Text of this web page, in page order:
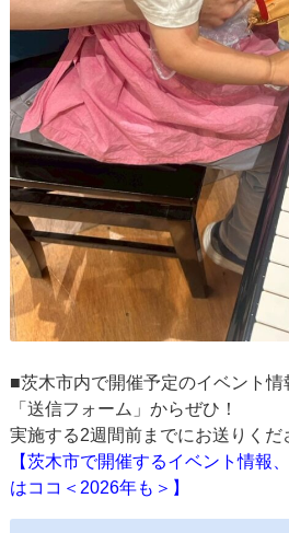
■茨木市内で開催予定のイベント
「送信フォーム」からぜひ！
実施する2週間前までにお送りくだ
【茨木市で開催するイベント情報
はココ＜2026年も＞】